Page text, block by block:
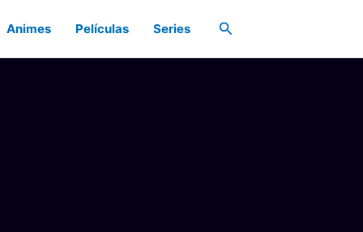
Animes Películas Series Buscar